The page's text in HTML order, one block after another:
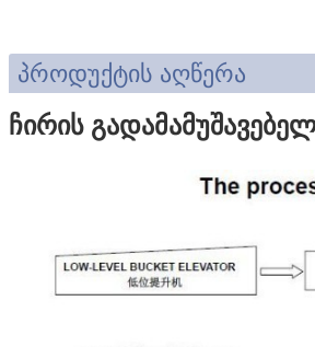
პროდუქტის აღწერა
ჩირის